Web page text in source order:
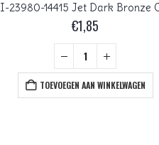
€1,85
TOEVOEGEN AAN WINKELWAGEN